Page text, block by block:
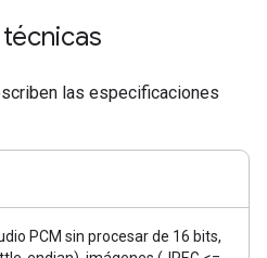
las especificaciones
PCM sin procesar de 16 bits,